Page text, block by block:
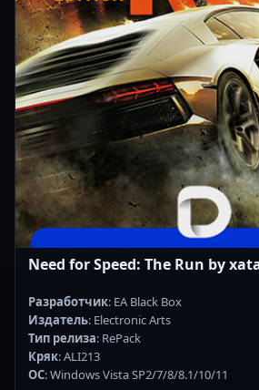
Need for Speed: The Run by
Разработчик: EA Black Box
Издатель: Electronic Arts
Тип релиза: RePack
Кряк: ALI213
ОС: Windows Vista SP2/7/8/8.1/10/11